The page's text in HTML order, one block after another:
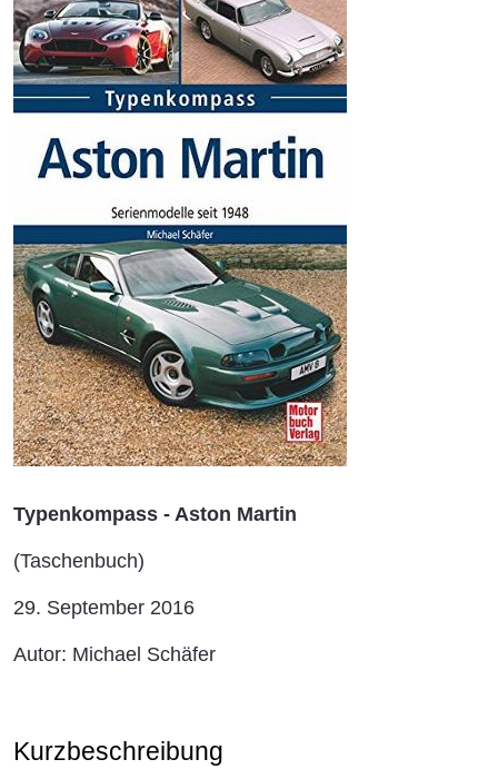
Typenkompass - Aston Martin
(Taschenbuch)
29. September 2016
Autor: Michael Schäfer
Kurzbeschreibung